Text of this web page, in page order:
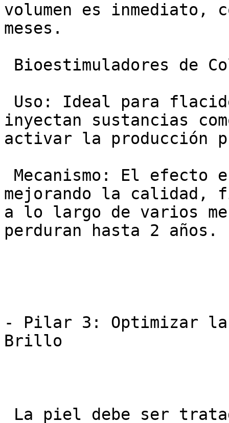
volumen es inmediato,
meses.
inyectan sustancias
activar la producción
mejorando la calidad,
a lo largo de varios
perduran hasta 2 años.
- Pilar 3: Optimizar
Brillo